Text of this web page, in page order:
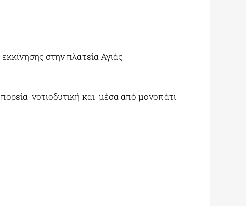
στην πλατεία Αγιάς
νοτιοδυτική και μέσα από μονοπάτι